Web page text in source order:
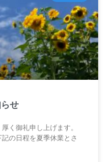
せ
く御礼申し上げます。
の日程を夏季休業とさ